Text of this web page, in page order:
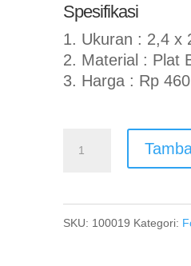
Spesifikasi
Ukuran : 2,4 x
Material : Plat
Harga : Rp
Gate
SKU: 100019 Kategori: